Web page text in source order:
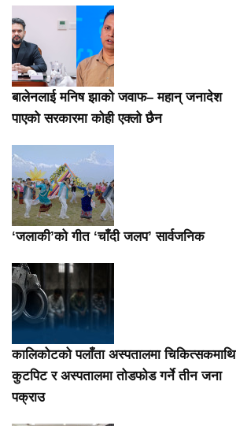
बालेनलाई मनिष झाको जवाफ– महान् जनादेश
पाएको सरकारमा कोही एक्लो छैन
‘जलाकी’को गीत ‘चाँदी जलप’ सार्वजनिक
कालिकोटको पलाँता अस्पतालमा चिकित्सकमाथि
कुटपिट र अस्पतालमा तोडफोड गर्ने तीन जना
पक्राउ